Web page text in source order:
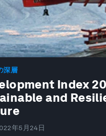
深層
Index
and
年5月24日